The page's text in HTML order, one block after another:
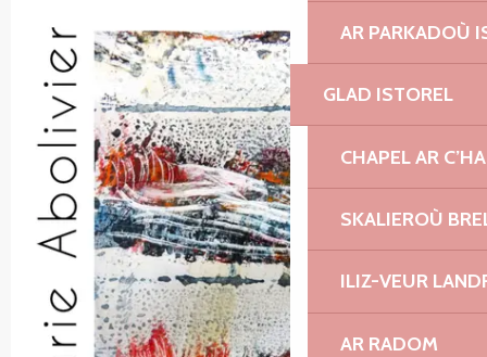
AR PARKADOÙ
GLAD ISTOREL
CHAPEL AR
SKALIEROÙ
ILIZ-VEUR
AR RADOM